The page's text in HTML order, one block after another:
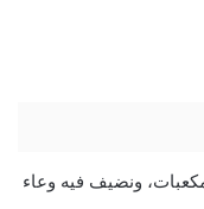
ونضيف فيه وعاء